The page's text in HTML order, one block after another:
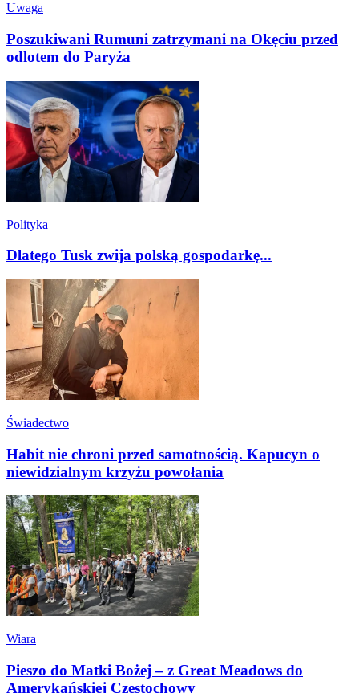
Uwaga
Poszukiwani Rumuni zatrzymani na Okęciu przed
odlotem do Paryża
Polityka
Dlatego Tusk zwija polską gospodarkę...
Świadectwo
Habit nie chroni przed samotnością. Kapucyn o
niewidzialnym krzyżu powołania
Wiara
Pieszo do Matki Bożej – z Great Meadows do
Amerykańskiej Częstochowy